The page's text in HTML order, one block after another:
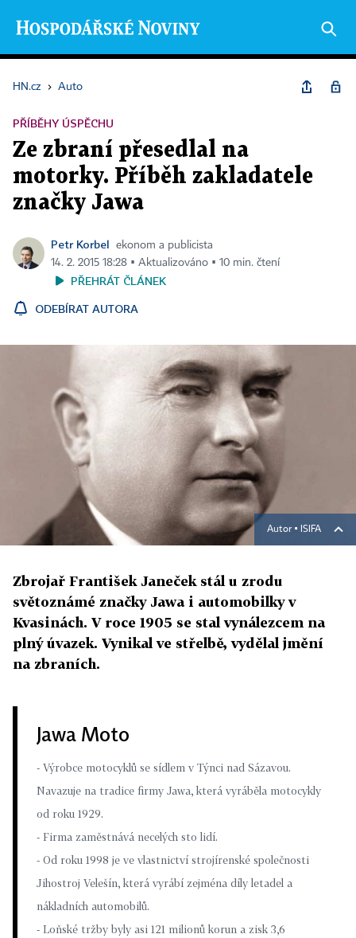
HN.cz › Auto
PŘÍBĚHY ÚSPĚCHU
Ze zbraní přesedlal na
motorky. Příběh zakladatele
značky Jawa
Petr Korbel
ekonom a publicista
14. 2. 2015 18:28 ▪ Aktualizováno ▪ 10 min. čtení
PŘEHRÁT ČLÁNEK
ODEBÍRAT AUTORA
Autor ▪ ISIFA
Zbrojař František Janeček stál u zrodu
světoznámé značky Jawa i automobilky v
Kvasinách. V roce 1905 se stal vynálezcem na
plný úvazek. Vynikal ve střelbě, vydělal jmění
na zbraních.
Jawa Moto
- Výrobce motocyklů se sídlem v Týnci nad Sázavou.
Navazuje na tradice firmy Jawa, která vyráběla motocykly
od roku 1929.
- Firma zaměstnává necelých sto lidí.
- Od roku 1998 je ve vlastnictví strojírenské společnosti
Jihostroj Velešín, která vyrábí zejména díly letadel a
nákladních automobilů.
- Loňské tržby byly asi 121 milionů korun a zisk 3,6